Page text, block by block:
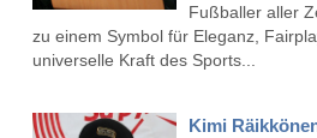
Fußballer aller
zu einem Symbol für Eleganz,
universelle Kraft des Sports...
Kimi